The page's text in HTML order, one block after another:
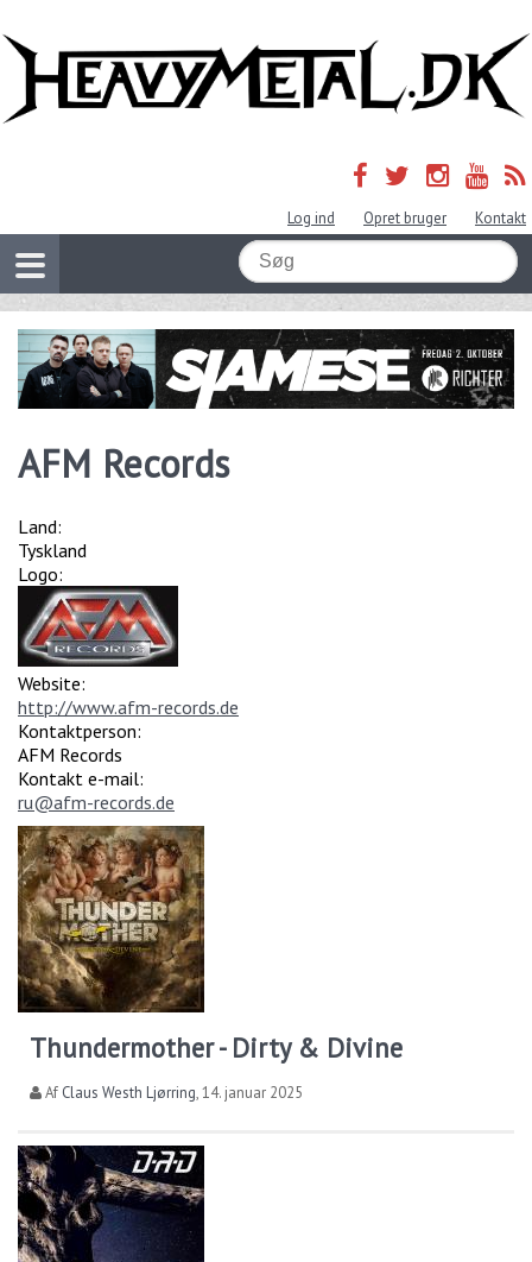
Log ind Opret bruger Kontakt
AFM Records
Land:
Tyskland
Logo:
Website:
http://www.afm-records.de
Kontaktperson:
AFM Records
Kontakt e-mail:
ru@afm-records.de
Thundermother - Dirty & Divine
Af Claus Westh Ljørring,14. januar 2025